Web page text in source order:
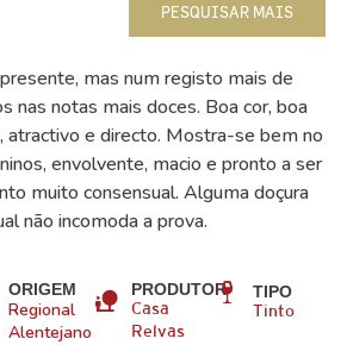
PESQUISAR MAIS
mas num registo mais de
nas notas mais doces. Boa cor, boa
atractivo e directo. Mostra-se bem no
envolvente, macio e pronto a ser
muito consensual. Alguma doçura
não incomoda a prova.
ORIGEM
Regional
Alentejano
PRODUTOR
Casa
Relvas
TIPO
Tinto